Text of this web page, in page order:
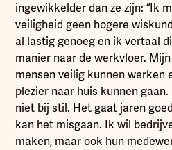
ingewikkelder dan ze zijn: “Ik
veiligheid geen hogere
al lastig genoeg en ik vertaal
manier naar de werkvloer.
mensen veilig kunnen werken
plezier naar huis kunnen
niet bij stil. Het gaat jaren
kan het misgaan. Ik wil
maken, maar ook hun